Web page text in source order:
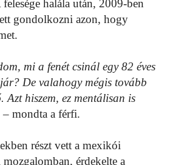
halála után, 2009-ben
gondolkozni azon, hogy
mi a fenét csinál egy 82 éves
De valahogy mégis tovább
hiszem, ez mentálisan is
– mondta a férfi.
részt vett a mexikói
érdekelte a